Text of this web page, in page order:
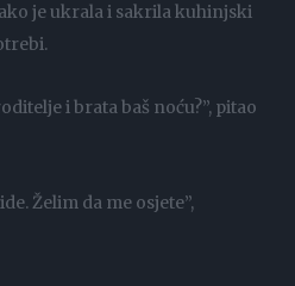
je ukrala i sakrila kuhinjski
i brata baš noću?”, pitao
Želim da me osjete”,